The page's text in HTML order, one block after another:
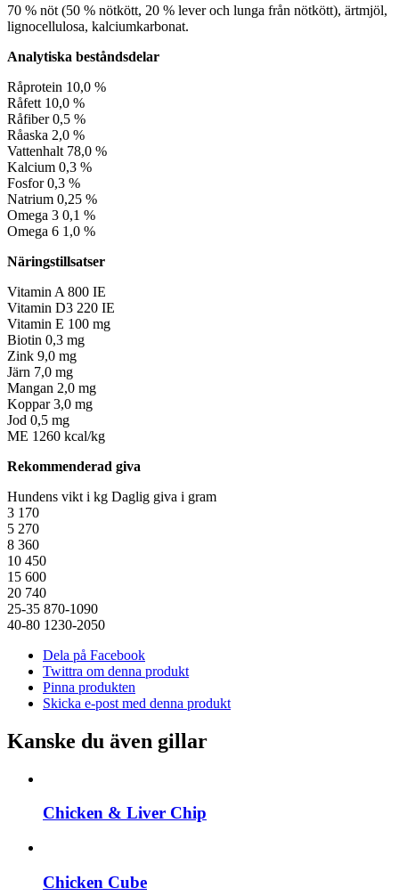
70 % nöt (50 % nötkött, 20 % lever och lunga från nötkött), ärtmjöl,
lignocellulosa, kalciumkarbonat.
Analytiska beståndsdelar
Råprotein 10,0 %
Råfett 10,0 %
Råfiber 0,5 %
Råaska 2,0 %
Vattenhalt 78,0 %
Kalcium 0,3 %
Fosfor 0,3 %
Natrium 0,25 %
Omega 3 0,1 %
Omega 6 1,0 %
Näringstillsatser
Vitamin A 800 IE
Vitamin D3 220 IE
Vitamin E 100 mg
Biotin 0,3 mg
Zink 9,0 mg
Järn 7,0 mg
Mangan 2,0 mg
Koppar 3,0 mg
Jod 0,5 mg
ME 1260 kcal/kg
Rekommenderad giva
Hundens vikt i kg Daglig giva i gram
3 170
5 270
8 360
10 450
15 600
20 740
25-35 870-1090
40-80 1230-2050
Dela på Facebook
Twittra om denna produkt
Pinna produkten
Skicka e-post med denna produkt
Kanske du även gillar
Chicken & Liver Chip
Chicken Cube